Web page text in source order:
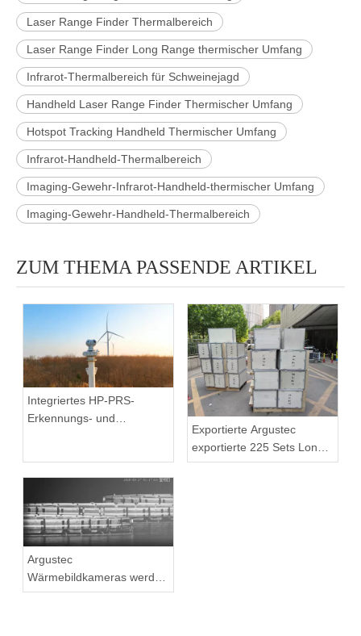
Laser Range Finder Thermalbereich
Laser Range Finder Long Range thermischer Umfang
Infrarot-Thermalbereich für Schweinejagd
Handheld Laser Range Finder Thermischer Umfang
Hotspot Tracking Handheld Thermischer Umfang
Infrarot-Handheld-Thermalbereich
Imaging-Gewehr-Infrarot-Handheld-thermischer Umfang
Imaging-Gewehr-Handheld-Thermalbereich
ZUM THEMA PASSENDE ARTIKEL
Integriertes HP-PRS-
Erkennungs- und
Exportierte Argustec
exportierte 225 Sets Long -
Range -PTZ -Thermal -
Argustec
Wärmebildkameras werden
häufig in Aquakultur-Anti-